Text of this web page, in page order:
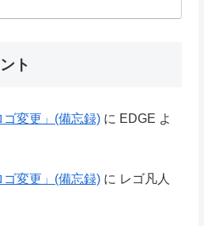
ト
ゴ変更」(備忘録) に EDGE よ
ゴ変更」(備忘録) に レゴ凡人